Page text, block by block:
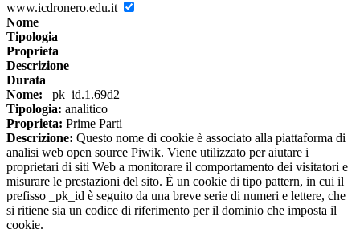
www.icdronero.edu.it
Nome
Tipologia
Proprieta
Descrizione
Durata
Nome: _pk_id.1.69d2
Tipologia: analitico
Proprieta: Prime Parti
Descrizione: Questo nome di cookie è associato alla piattaforma di
analisi web open source Piwik. Viene utilizzato per aiutare i
proprietari di siti Web a monitorare il comportamento dei visitatori e
misurare le prestazioni del sito. È un cookie di tipo pattern, in cui il
prefisso _pk_id è seguito da una breve serie di numeri e lettere, che
si ritiene sia un codice di riferimento per il dominio che imposta il
cookie.